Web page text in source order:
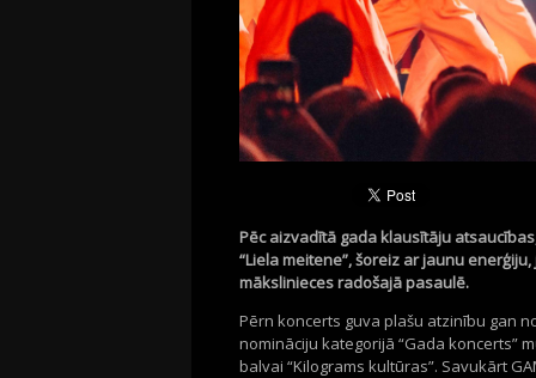
Pēc aizvadītā gada klausītāju
“Liela meitene”, šoreiz ar jaunu
mākslinieces radošajā pasaulē.
Pērn koncerts guva plašu atzinību gan
nomināciju kategorijā “Gada koncerts”
balvai “Kilograms kultūras”. Savukārt